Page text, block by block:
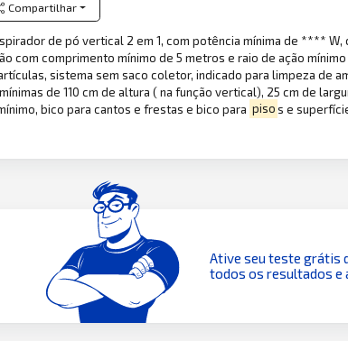
Compartilhar
de pó vertical 2 em 1, com potência mínima de ****
com comprimento mínimo de 5 metros e raio de ação
sistema sem saco coletor, indicado para limpeza de
de 110 cm de altura ( na função vertical), 25 cm de
bico para cantos e frestas e bico para pisos e
Ative seu teste grátis
todos os resultados e